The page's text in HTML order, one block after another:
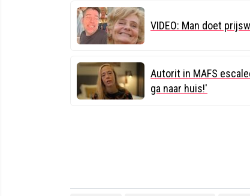
VIDEO: Man doet
Autorit in MAFS
ga naar huis!'